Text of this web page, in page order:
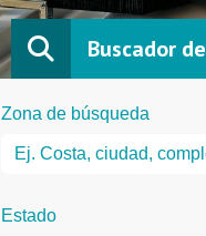
Buscador
Zona de búsqueda
Estado